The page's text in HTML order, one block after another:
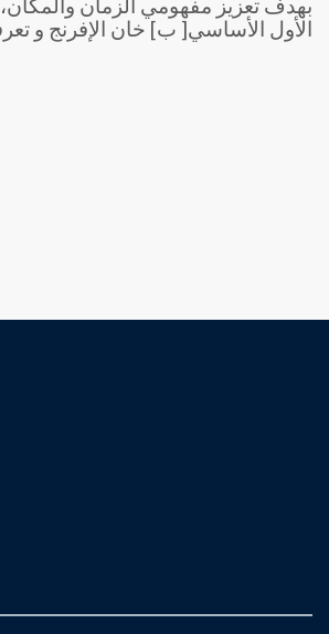
بهدف تعزيز مفهومي الزمان
الأول الأساسي[ ب] خان الإفرنج و